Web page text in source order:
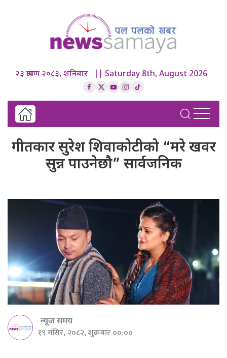
२३ श्रावण २०८३, शनिबार || Saturday 8th, August 2026
गीतकार सुरेश शिवाकोटीको “मरे खवर
सुन्न पाउनेछौ” सार्वजनिक
न्यूज समय
१९ मंसिर, २०८२, शुक्रबार ००:००